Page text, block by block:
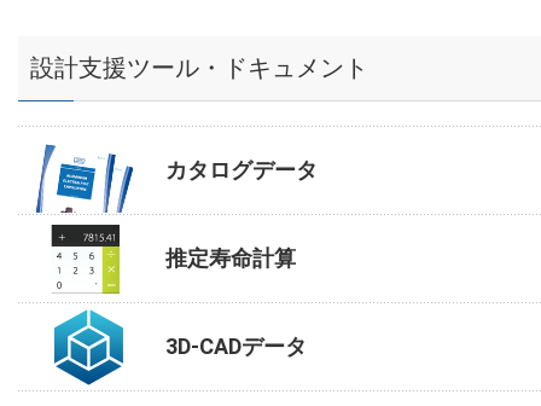
設計支援ツール・ドキュメント
カタログデータ
推定寿命計算
3D-CADデータ